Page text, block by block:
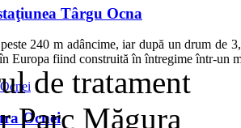
Târgu Ocna
240 m adâncime, iar după un drum de
Europa fiind construită în întregime într-un
Ocnei